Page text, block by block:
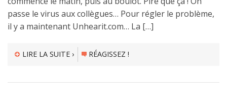
passe le virus aux collègues… Pour régler le problème,
il y a maintenant Unhearit.com… La […]
LIRE LA SUITE › RÉAGISSEZ !